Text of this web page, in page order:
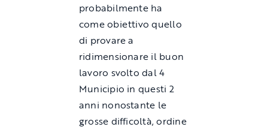
probabilmente ha
come obiettivo quello
di provare a
ridimensionare il buon
lavoro svolto dal 4
Municipio in questi 2
anni nonostante le
grosse difficoltà, ordine